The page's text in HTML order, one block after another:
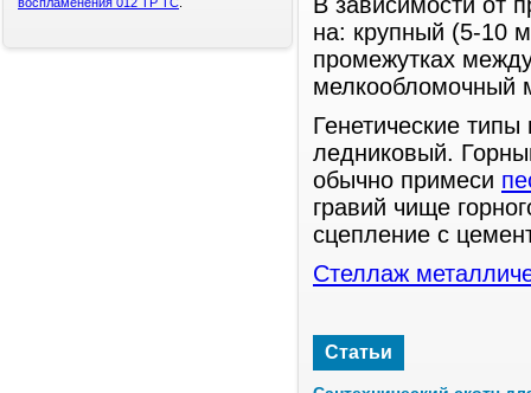
на: крупный (5-10
промежутках
мелкообломочный
Генетические
ледниковый.
обычно примеси
гравий чище
сцепление с
Стеллаж
Статьи